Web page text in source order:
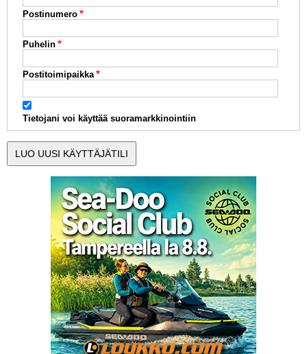
Postinumero
Puhelin
Postitoimipaikka
Tietojani voi käyttää suoramarkkinointiin